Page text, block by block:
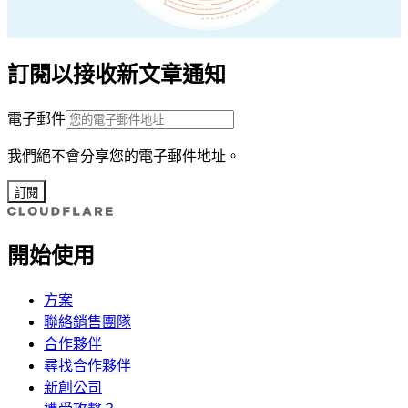
訂閱以接收新文章通知
電子郵件
我們絕不會分享您的電子郵件地址。
訂閱
開始使用
方案
聯絡銷售團隊
合作夥伴
尋找合作夥伴
新創公司